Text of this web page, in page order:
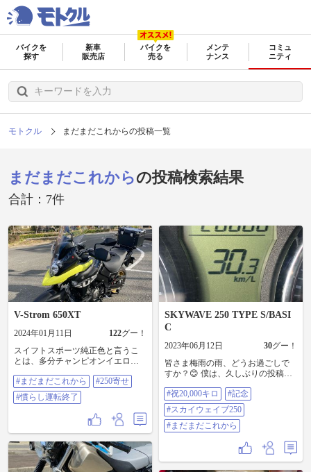
バイクを
探す
新車
販売店
バイクを
売る
メンテ
ナンス
コミュ
ニティ
モトクル まだまだこれからの投稿一覧
まだまだこれからの投稿検索結果
合計：7件
V-Strom 650XT
2024年01月11日 122グー！
スイフトスポーツ純正色と言うこ
とは、多分チャンピオンイエロー
って、くちばしをラッピングして
みました。 これで、とりあえずV
ストに見えるでしょ〜笑笑 今のラ
ッピングフィルムは良く出来てま
して、まぁ簡単にイメージチェン
ジが可能ですね笑笑 #まだまだこれ
から #250寄せ #慣らし運転終了
#まだまだこれから
#250寄せ
#慣らし運転終了
SKYWAVE 250 TYPE S/BASI
C
2023年06月12日 30グー！
皆さま梅雨の雨、どうお過ごしで
すか？😊 僕は、久しぶりの投稿で
整備したりではないのですが…走
行距離20,000キロになりましたー
(*ﾟ▽ﾟﾉﾉﾞ☆ﾊﾟﾁﾊﾟﾁ まだまだこれか
らも大切に乗っていきます😊
いいよってメンテあったりします
か？ オイル交換等はこまめにして
#祝20,000キロ
#記念
#スカイウェイブ250
#まだまだこれから